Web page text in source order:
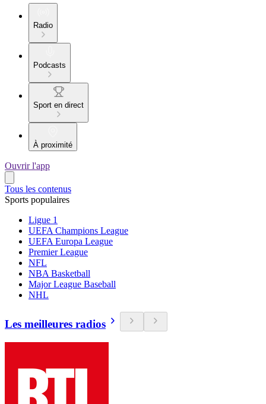
Radio
Podcasts
Sport en direct
À proximité
Ouvrir l'app
Tous les contenus
Sports populaires
Ligue 1
UEFA Champions League
UEFA Europa League
Premier League
NFL
NBA Basketball
Major League Baseball
NHL
Les meilleures radios